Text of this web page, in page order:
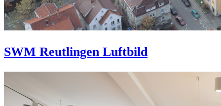
SWM Reutlingen Luftbild